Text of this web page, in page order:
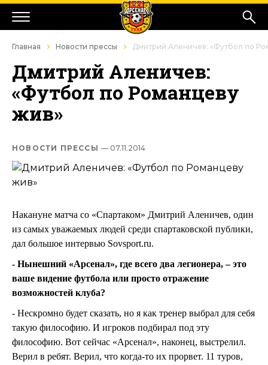
Главная Новости прессы Дмитрий Аленичев: «Футбол по
Дмитрий Аленичев:
«Футбол по Романцеву
жив»
НОВОСТИ ПРЕССЫ — 07.11.2014
Накануне матча со «Спартаком» Дмитрий Аленичев, один
из самых уважаемых людей среди спартаковской публики,
дал большое интервью Sovsport.ru.
- Нынешний «Арсенал», где всего два легионера, – это
ваше видение футбола или просто отражение
возможностей клуба?
- Нескромно будет сказать, но я как тренер выбрал для себя
такую философию. И игроков подбирал под эту
философию. Вот сейчас «Арсенал», наконец, выстрелил.
Верил в ребят. Верил, что когда-то их прорвет. 11 туров,